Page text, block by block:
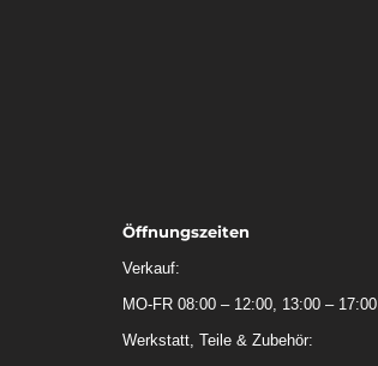
Öffnungszeiten
Verkauf:
MO-FR 08:00 – 12:00, 13:00 – 17:00
Werkstatt, Teile & Zubehör: